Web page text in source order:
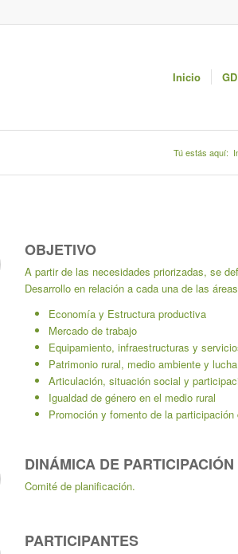
Inicio
Tú estás aquí:
OBJETIVO
A partir de las necesidades priorizadas, se
Desarrollo en relación a cada una de las
Economía y Estructura productiva
Mercado de trabajo
Equipamiento, infraestructuras y
Patrimonio rural, medio ambiente y
Articulación, situación social y
Igualdad de género en el medio rural
Promoción y fomento de la participación
DINÁMICA DE PARTICIPACIÓN
Comité de planificación.
PARTICIPANTES